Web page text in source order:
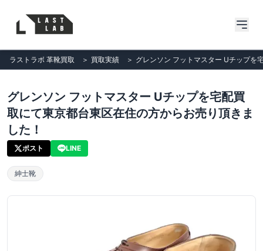
ラストラボ 革靴買取 ＞ 買取実績 ＞ グレンソン フットマスター Uチップを
グレンソン フットマスター Uチップを宅配買
取にて東京都台東区在住の方からお売り頂きま
した！
ポスト LINE
紳士靴